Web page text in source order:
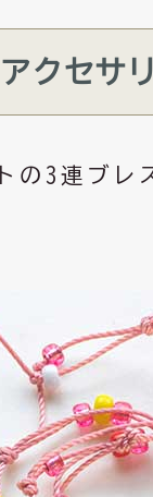
クセサ
の3連ブレ